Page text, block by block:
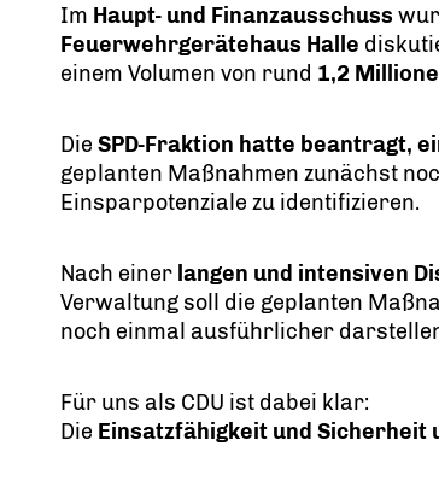
Im Haupt- und Finanzausschuss
Feuerwehrgerätehaus Halle
einem Volumen von rund 1,2
Die SPD-Fraktion hatte beantragt,
geplanten Maßnahmen zunächst
Einsparpotenziale zu identifizieren.
Nach einer langen und intensiven
Verwaltung soll die geplanten
noch einmal ausführlicher
Für uns als CDU ist dabei klar:
Die Einsatzfähigkeit und